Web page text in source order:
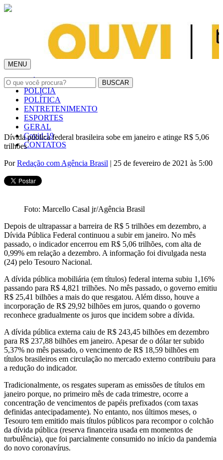
MENU
INÍCIO
POLÍCIA
POLÍTICA
ENTRETENIMENTO
ESPORTES
GERAL
Covid-19
CONTATOS
Dívida pública federal brasileira sobe em janeiro e atinge R$ 5,06
trilhões
PorRedação com Agência Brasil | 25 de fevereiro de 2021 às 5:00
Foto: Marcello Casal jr/Agência Brasil
Depois de ultrapassar a barreira de R$ 5 trilhões em dezembro, a
Dívida Pública Federal continuou a subir em janeiro. No mês
passado, o indicador encerrou em R$ 5,06 trilhões, com alta de
0,99% em relação a dezembro. A informação foi divulgada nesta
(24) pelo Tesouro Nacional.
A dívida pública mobiliária (em títulos) federal interna subiu 1,16%
passando para R$ 4,821 trilhões. No mês passado, o governo emitiu
R$ 25,41 bilhões a mais do que resgatou. Além disso, houve a
incorporação de R$ 29,92 bilhões em juros, quando o governo
reconhece gradualmente os juros que incidem sobre a dívida.
A dívida pública externa caiu de R$ 243,45 bilhões em dezembro
para R$ 237,88 bilhões em janeiro. Apesar de o dólar ter subido
5,37% no mês passado, o vencimento de R$ 18,59 bilhões em
títulos brasileiros em circulação no mercado externo contribuiu para
a redução do indicador.
Tradicionalmente, os resgates superam as emissões de títulos em
janeiro porque, no primeiro mês de cada trimestre, ocorre a
concentração de vencimentos de papéis prefixados (com taxas
definidas antecipadamente). No entanto, nos últimos meses, o
Tesouro tem emitido mais títulos públicos para recompor o colchão
da dívida pública (reserva financeira usada em momentos de
turbulência), que foi parcialmente consumido no início da pandemia
do novo coronavírus.